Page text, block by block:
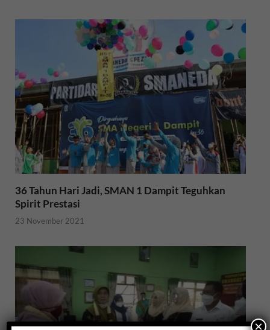
36 Tahun Hari Jadi, SMAN 1 Dampit Teguhkan
Spirit Prestasi
23 November 2021
×